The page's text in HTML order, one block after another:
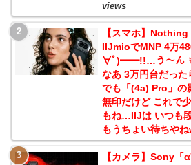
views
【スマホ】
IIJmioでMNP 4万
∀ﾟ)━━!!…う～ん
なあ 3万円台だっ
でも「(4a) Pro」の
無印だけど これで
もね…IIJは いつも
もうちょい待ちや
【カメラ】Sony「